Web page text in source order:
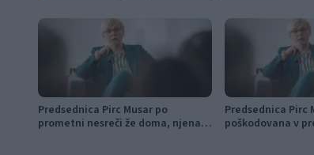
Predsednica Pirc Musar po
prometni nesreči že doma, njena
Predsednica Pirc
poškodovana v